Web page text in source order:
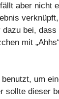
aber nicht
dazu bei,
mit
um
sollte dieser